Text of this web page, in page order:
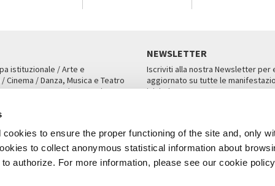
to ensure the proper functioning of the site and, only
to collect anonymous statistical information about
authorize. For more information, please see our cookie
istituzionale / Arte e
Cinema / Danza, Musica e Teatro
San Marco 1364/A, Venezia
NEWSLETTER
Iscriviti alla nostra Newsletter per
aggiornato su tutte le
iniziative.